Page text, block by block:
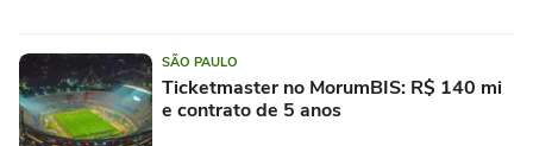
SÃO PAULO
Ticketmaster no MorumBIS: R$ 140 mi
e contrato de 5 anos